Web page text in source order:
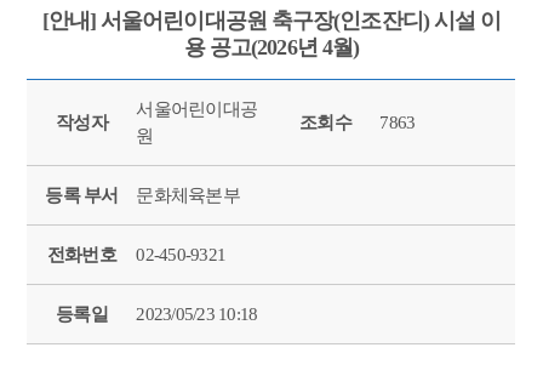
[안내] 서울어린이대공원 축구장(인조잔디) 시설 이
용 공고(2026년 4월)
작성자
서울어린이대공
원
조회수 7863
등록 부서 문화체육본부
전화번호 02-450-9321
등록일 2023/05/23 10:18